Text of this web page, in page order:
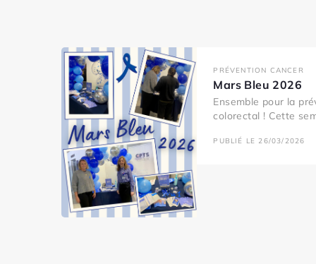
PRÉVENTION CANCER
Mars Bleu 2026
Ensemble pour la
colorectal ! Cette
PUBLIÉ LE 26/03/2026